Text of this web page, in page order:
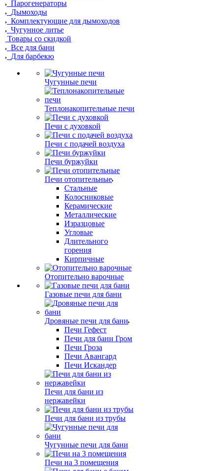
Парогенераторы
Дымоходы
Комплектующие для дымоходов
Чугунное литье
Товары со скидкой
Все для бани
Для барбекю
Чугунные печи
Теплонакопительные печи
Печи с духовкой
Печи с подачей воздуха
Печи буржуйки
Печи отопительные
Стальные
Колосниковые
Керамические
Металлические
Изразцовые
Угловые
Длительного
горения
Кирпичные
Отопительно варочные
Газовые печи для бани
Дровяные печи для бани
Печи Гефест
Печи для бани Гром
Печи Гроза
Печи Авангард
Печи Искандер
Печи для бани из
нержавейки
Печи для бани из трубы
Чугунные печи для бани
Печи на 3 помещения